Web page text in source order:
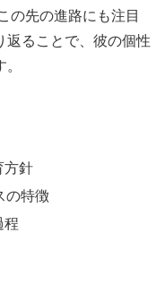
の先の進路にも注目
返ることで、彼の個性
方針
の特徴
程